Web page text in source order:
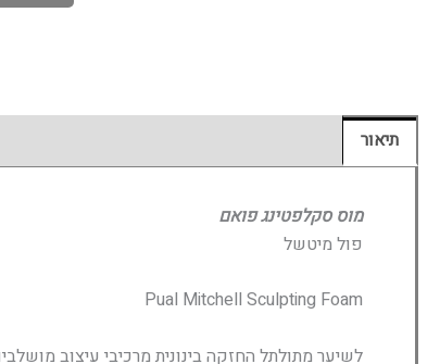
תיאור
מוס סקלפטינג פואם
פול מיטשל
Pual Mitchell Sculpting Foam
לשיער מתולתל החזקה בינונית מרכיבי עיצוב